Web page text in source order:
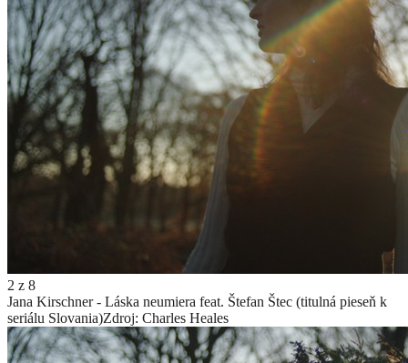
2 z 8
Jana Kirschner - Láska neumiera feat. Štefan Štec (titulná pieseň k
seriálu Slovania)Zdroj: Charles Heales